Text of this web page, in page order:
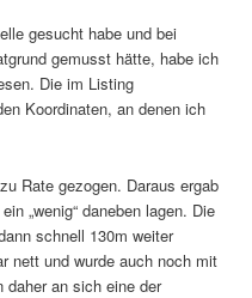
gesucht habe und bei
gemusst hätte, habe ich
Die im Listing
Koordinaten, an denen ich
Rate gezogen. Daraus ergab
„wenig“ daneben lagen. Die
schnell 130m weiter
nett und wurde auch noch mit
daher an sich eine der